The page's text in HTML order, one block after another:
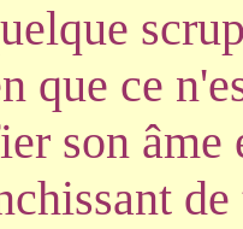
que ce
son âme